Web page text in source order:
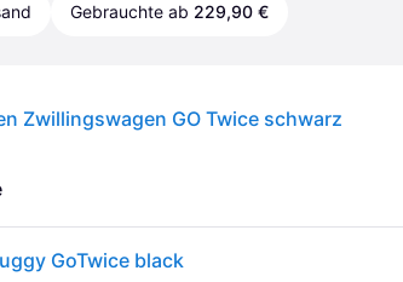
Gebrauchte ab 229,90 €
Zwillingswagen GO Twice schwarz
GoTwice black